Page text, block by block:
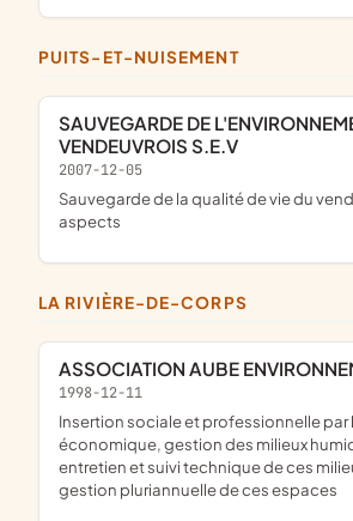
PUITS-ET-NUISEMENT
SAUVEGARDE DE L'ENVIRONNEMENT DU
VENDEUVROIS S.E.V
2007-12-05
sauvegarde de la qualité de vie du vendeuvrois dans tous les
aspects
LA RIVIÈRE-DE-CORPS
ASSOCIATION AUBE
1998-12-11
insertion sociale et professionnelle par l'activité
économique, gestion des milieux
entretien et suivi technique de ces
gestion pluriannuelle de ces espaces